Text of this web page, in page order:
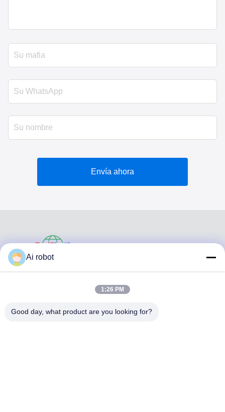
Envía ahora
VIVI DENTAI
Ai robot
1:26 PM
Good day, what product are you looking for?